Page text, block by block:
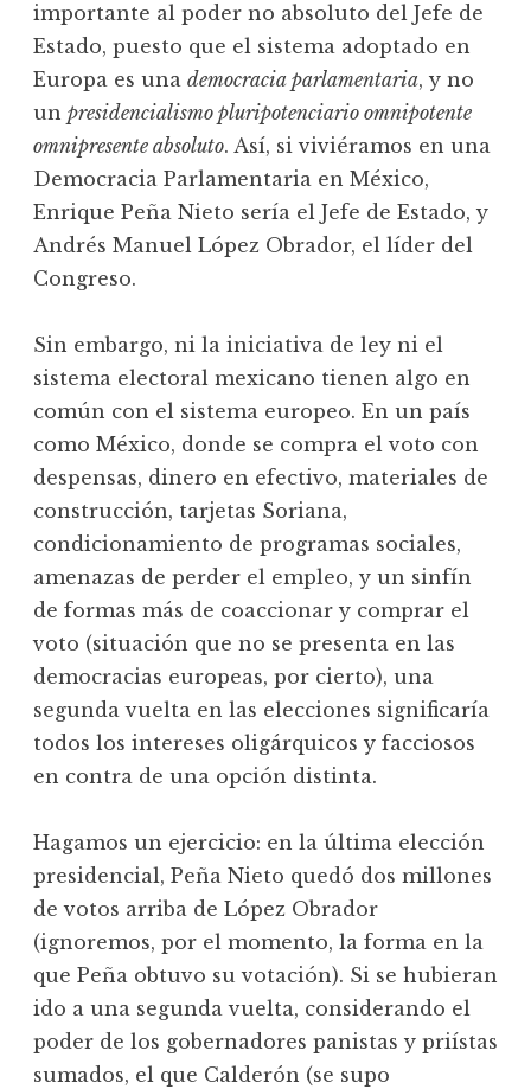
importante al poder no absoluto del Jefe de
Estado, puesto que el sistema adoptado en
Europa es una democracia parlamentaria, y no
un presidencialismo pluripotenciario omnipotente
omnipresente absoluto. Así, si viviéramos en una
Democracia Parlamentaria en México,
Enrique Peña Nieto sería el Jefe de Estado, y
Andrés Manuel López Obrador, el líder del
Congreso.
Sin embargo, ni la iniciativa de ley ni el
sistema electoral mexicano tienen algo en
común con el sistema europeo. En un país
como México, donde se compra el voto con
despensas, dinero en efectivo, materiales de
construcción, tarjetas Soriana,
condicionamiento de programas sociales,
amenazas de perder el empleo, y un sinfín
de formas más de coaccionar y comprar el
voto (situación que no se presenta en las
democracias europeas, por cierto), una
segunda vuelta en las elecciones significaría
todos los intereses oligárquicos y facciosos
en contra de una opción distinta.
Hagamos un ejercicio: en la última elección
presidencial, Peña Nieto quedó dos millones
de votos arriba de López Obrador
(ignoremos, por el momento, la forma en la
que Peña obtuvo su votación). Si se hubieran
ido a una segunda vuelta, considerando el
poder de los gobernadores panistas y priístas
sumados, el que Calderón (se supo